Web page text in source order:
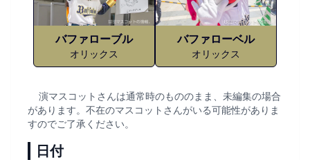
バファローブル
オリックス
バファローベル
オリックス
演マスコットさんは通常時のもののまま、未編集の場合
があります。不在のマスコットさんがいる可能性がありま
すのでご了承ください。
日付